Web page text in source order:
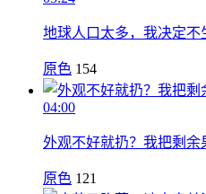
地球人口太多，我决定不
原色 154
04:00
外观不好就扔？我把剩余
原色 121